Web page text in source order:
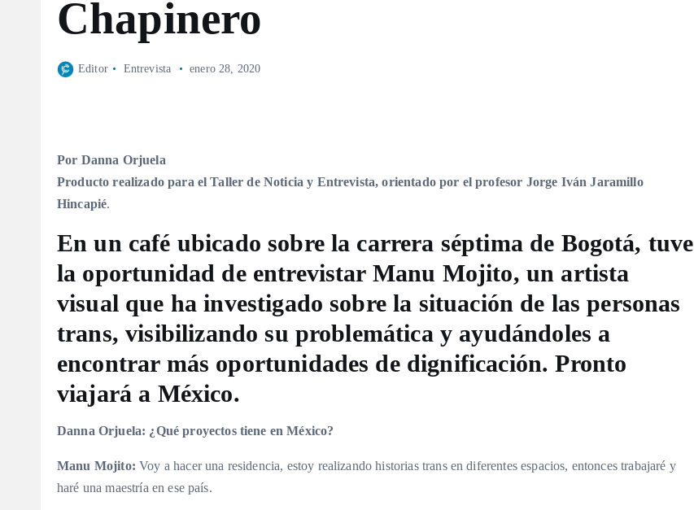
Chapinero
Editor Entrevista enero 28, 2020
Por Danna Orjuela
Producto realizado para el Taller de Noticia y Entrevista, orientado por el profesor Jorge Iván Jaramillo
Hincapié.
En un café ubicado sobre la carrera séptima de Bogotá, tuve
la oportunidad de entrevistar Manu Mojito, un artista
visual que ha investigado sobre la situación de las personas
trans, visibilizando su problemática y ayudándoles a
encontrar más oportunidades de dignificación. Pronto
viajará a México.
Danna Orjuela: ¿Qué proyectos tiene en México?
Manu Mojito:Voy a hacer una residencia, estoy realizando historias trans en diferentes espacios, entonces trabajaré y
haré una maestría en ese país.